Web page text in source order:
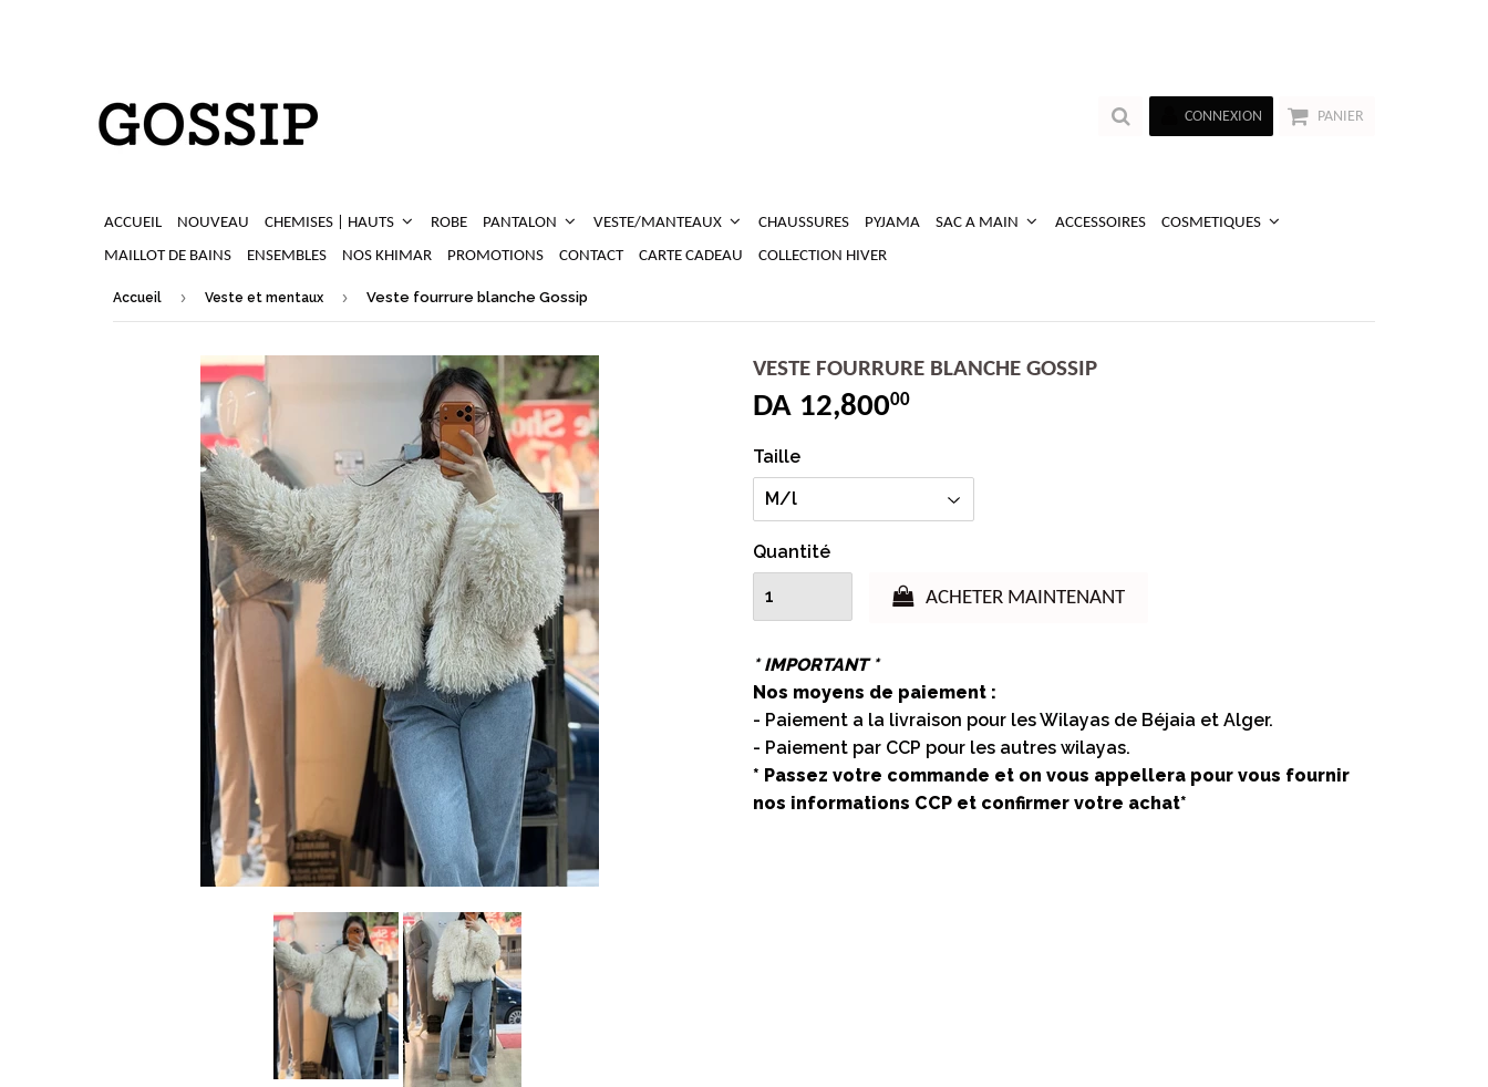
PANIER
CONNEXION
ACCUEIL NOUVEAU CHEMISES | HAUTS ROBE PANTALON VESTE/MANTEAUX CHAUSSURES PYJAMA SAC A MAIN ACCESSOIRES
COSMETIQUES
MAILLOT DE BAINS
ENSEMBLES NOS KHIMAR PROMOTIONS CONTACT CARTE CADEAU COLLECTION HIVER
Accueil › Veste et mentaux › Veste fourrure blanche Gossip
VESTE FOURRURE BLANCHE GOSSIP
DA 12,80000
Taille
Quantité
ACHETER MAINTENANT
* IMPORTANT *
Nos moyens de paiement :
- Paiement a la livraison pour les Wilayas de Béjaia et Alger.
- Paiement par CCP pour les autres wilayas.
* Passez votre commande et on vous appellera pour vous fournir
nos informations CCP et confirmer votre achat*